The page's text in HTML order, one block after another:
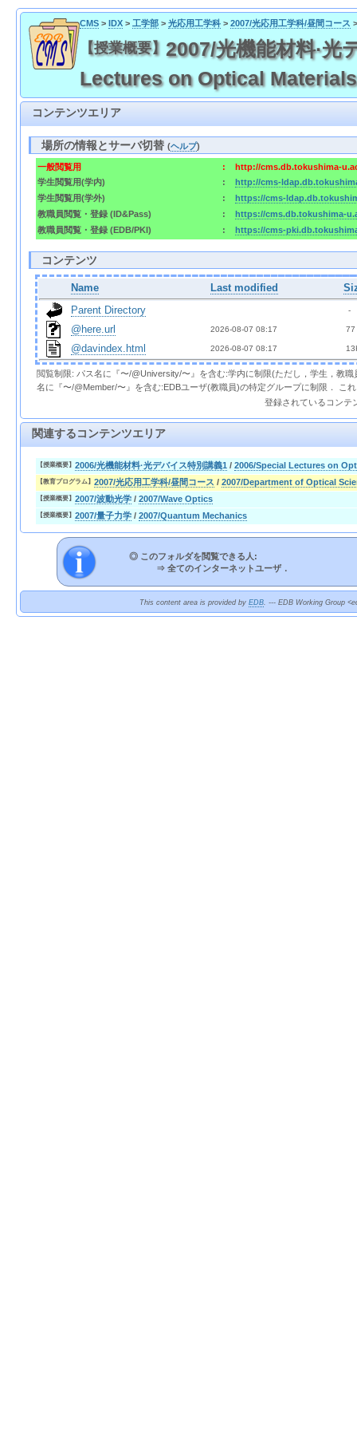
CMS> IDX> 工学部> 光応用工学科> 2007/光応用工学科/昼間コース >
【授業概要】 2007/光機能材料·光
Lectures on Optical
コンテンツエリア
場所の情報とサーバ切替(ヘルプ)
一般閲覧用 :
http://cms.db.tokushima-
学生閲覧用(学内)
:
http://cms-
学生閲覧用(学外)
:
https://cms-
教職員閲覧・登録 (ID&Pass)
:
https://cms.db.tokushima-
教職員閲覧・登録 (EDB/PKI)
: https://cms-
コンテンツ
Name Last modified
Parent Directory
  -
@here.url 2026-08-07 08:17 77
@davindex.html 2026-08-07 08:17
閲覧制限: パス名に『〜/@University/〜』を含む:学内に制限(ただし，学生，教
名に『〜/@Member/〜』を含む:EDBユーザ(教職員)の特定グループに制限． こ
登録されているコンテ
関連するコンテンツエリア
【授業概要】 2006/光機能材料·光デバイス特別講義1 / 2006/Special Lectures on
【教育プログラム】 2007/光応用工学科/昼間コース / 2007/Department of Optical
【授業概要】 2007/波動光学 / 2007/Wave Optics
【授業概要】 2007/量子力学 / 2007/Quantum Mechanics
◎ このフォルダを閲覧できる人:
⇒ 全てのインターネットユーザ．
This content area is provided by EDB. --- EDB Working Group